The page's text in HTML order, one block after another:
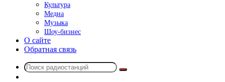
Культура
Медиа
Музыка
Шоу-бизнес
О сайте
Обратная связь
Поиск